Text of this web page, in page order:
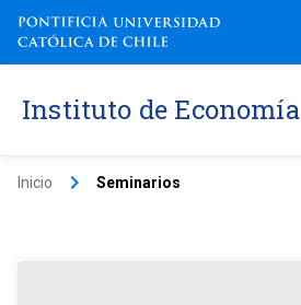
Instituto de Economía
Inicio keyboard_arrow_right Seminarios